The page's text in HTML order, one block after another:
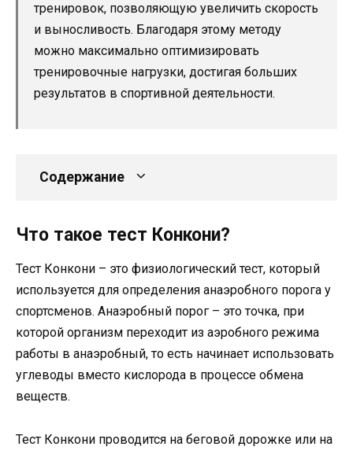
тренировок, позволяющую увеличить скорость
и выносливость. Благодаря этому методу
можно максимально оптимизировать
тренировочные нагрузки, достигая больших
результатов в спортивной деятельности.
Содержание
Что такое тест Конкони?
Тест Конкони – это физиологический тест, который
используется для определения анаэробного порога у
спортсменов. Анаэробный порог – это точка, при
которой организм переходит из аэробного режима
работы в анаэробный, то есть начинает использовать
углеводы вместо кислорода в процессе обмена
веществ.
Тест Конкони проводится на беговой дорожке или на